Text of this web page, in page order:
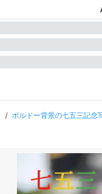
/ ボルドー背景の七五三記念